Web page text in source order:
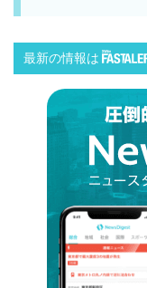
最新の情報は